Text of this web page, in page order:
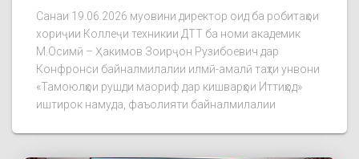
Санаи 19.06.2026 муовини директор оид ба робитаҳои
хориҷии Коллеҷи техникии ДТТ ба номи академик
М.Осимӣ – Ҳакимов Зоирҷон Рузибоевич дар
Конфронси байналмилалии илмӣ-амалӣ таҳти унвони
«Тамоюлҳои рушди маориф дар кишварҳои Иттиҳод»
иштирок намуда, фаъолияти байналмилалии